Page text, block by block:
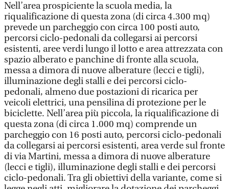
Nell’area prospiciente la scuola media, la
riqualificazione di questa zona (di circa 4.300 mq)
prevede un parcheggio con circa 100 posti auto,
percorsi ciclo-pedonali da collegarsi ai percorsi
esistenti, aree verdi lungo il lotto e area attrezzata con
spazio alberato e panchine di fronte alla scuola,
messa a dimora di nuove alberature (lecci e tigli),
illuminazione degli stalli e dei percorsi ciclo-
pedonali, almeno due postazioni di ricarica per
veicoli elettrici, una pensilina di protezione per le
biciclette. Nell’area più piccola, la riqualificazione di
questa zona (di circa 1.000 mq) comprende un
parcheggio con 16 posti auto, percorsi ciclo-pedonali
da collegarsi ai percorsi esistenti, area verde sul fronte
di via Martini, messa a dimora di nuove alberature
(lecci e tigli), illuminazione degli stalli e dei percorsi
ciclo-pedonali. Tra gli obiettivi della variante, come si